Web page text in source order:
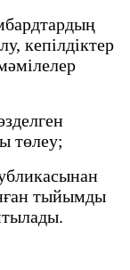
кепілдіктер
төлеу;
тыйымды